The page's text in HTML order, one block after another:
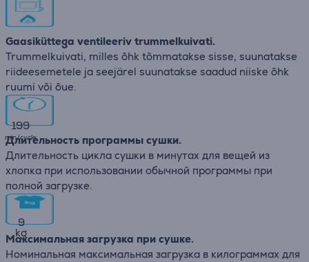
Gaasiküttega ventileeriv trummelkuivati.
Trummelkuivati, milles õhk tõmmatakse sisse, suunatakse
riideesemetele ja seejärel suunatakse saadud niiske õhk
ruumi või õue.
199
min/cycle
Длительность программы сушки.
Длительность цикла сушки в минутах для вещей из
хлопка при использовании обычной программы при
полной загрузке.
9
kg
Максимальная загрузка при сушке.
Номинальная максимальная загрузка в килограммах для